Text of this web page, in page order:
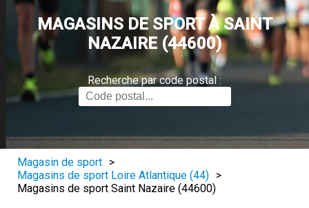
MAGASINS DE SPORT À SAINT
NAZAIRE (44600)
Recherche par code postal :
Magasin de sport >
Magasins de sport Loire Atlantique (44) >
Magasins de sport Saint Nazaire (44600)